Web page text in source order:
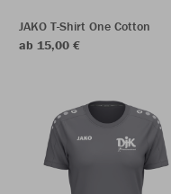
JAKO T-Shirt One Cotton
ab 15,00 €